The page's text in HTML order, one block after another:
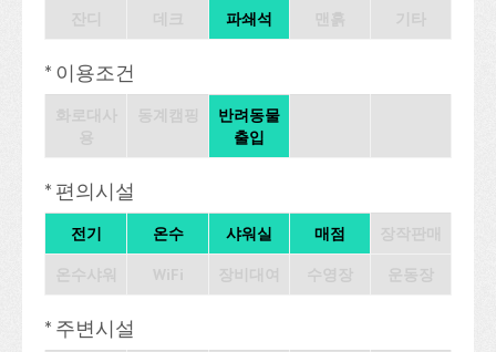
파쇄석
* 이용조건
반려동물
출입
* 편의시설
전기 온수 샤워실 매점
* 주변시설